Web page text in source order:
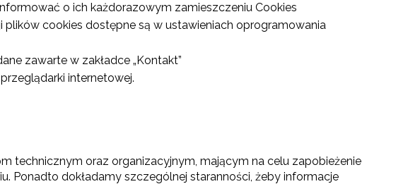
o ich każdorazowym zamieszczeniu Cookies
cookies dostępne są w ustawieniach oprogramowania
zawarte w zakładce „Kontakt”
internetowej.
technicznym oraz organizacyjnym, mającym na celu zapobieżenie
Ponadto dokładamy szczególnej staranności, żeby informacje